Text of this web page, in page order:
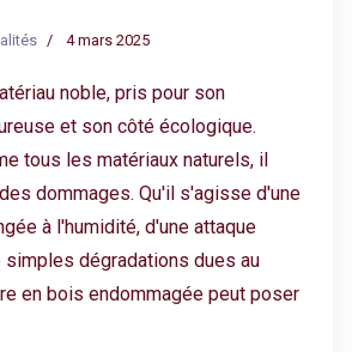
4 mars 2025
noble, pris pour son
et son côté écologique.
tous les matériaux naturels, il
dommages. Qu'il s'agisse d'une
à l'humidité, d'une attaque
dégradations dues au
en bois endommagée peut poser